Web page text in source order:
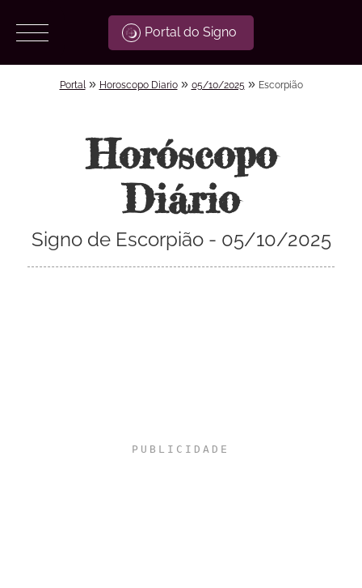
Portal do Signo
Portal » Horoscopo Diario» 05/10/2025 » Escorpião
Horóscopo
Diário
Signo de Escorpião - 05/10/2025